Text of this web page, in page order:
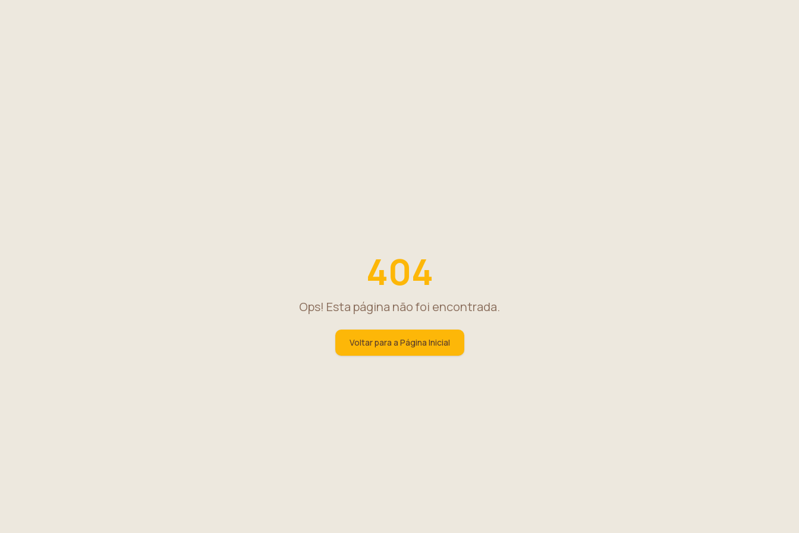
404
Ops! Esta página não foi encontrada.
Voltar para a Página Inicial